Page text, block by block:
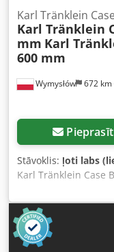
Wymysłów 672 km
Karl Tränklein
Karl Tränklein
mm Karl
600 mm
Pieprasīt
Stāvoklis: ļoti labs
Karl Tränklein Case
muguriņu
vākiem atbilstošu
grāmatas blokam.
ar regulējamiem
biezumu vākiem.